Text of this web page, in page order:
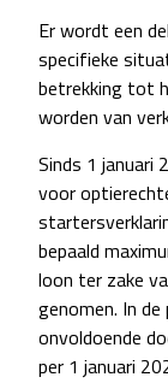
Er wordt een
specifieke
betrekking tot
worden van
Sinds 1 januari
voor
bepaald
loon ter zake
genomen. In
onvoldoende
per 1 januari